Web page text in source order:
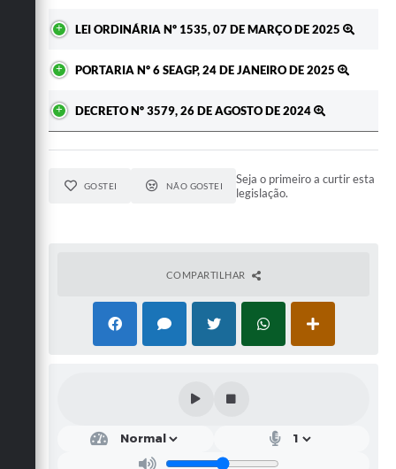
LEI ORDINÁRIA Nº 1535, 07 DE MARÇO DE 2025
PORTARIA Nº 6 SEAGP, 24 DE JANEIRO DE 2025
DECRETO Nº 3579, 26 DE AGOSTO DE 2024
GOSTEI NÃO GOSTEI
Seja o primeiro a curtir esta
legislação.
COMPARTILHAR